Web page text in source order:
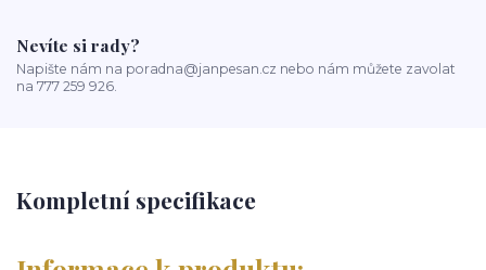
Nevíte si rady?
Napište nám na poradna@janpesan.cz nebo nám můžete zavolat
na 777 259 926.
Kompletní specifikace